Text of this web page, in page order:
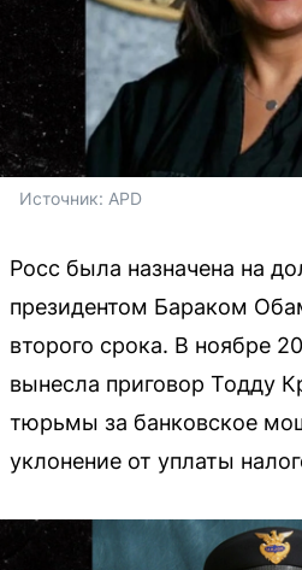
Источник: APD
Росс была назначена на
президентом Бараком
второго срока. В ноябре
вынесла приговор Тодду
тюрьмы за банковское
уклонение от уплаты